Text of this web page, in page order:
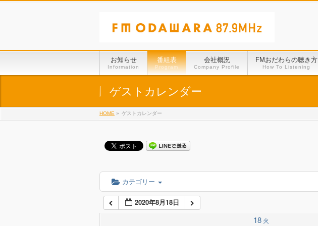
お知らせ
Information
番組表
Program
会社概況
Company Profile
FMおだわらの聴き方
How To Listening
ゲストカレンダー
HOME » ゲストカレンダー
カテゴリー
2020年8月18日
18 火
01:00
02:00
03:00
04:00
05:00
06:00
07:00